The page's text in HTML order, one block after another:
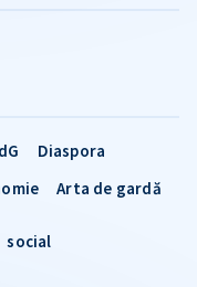
Diaspora
Arta de gardă
social